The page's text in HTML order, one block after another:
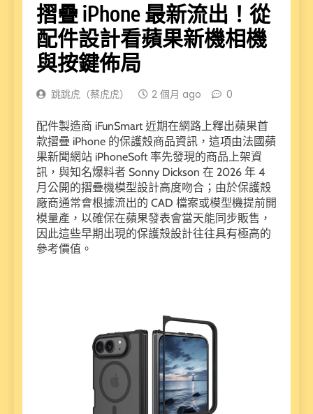
摺疊 iPhone 最新流出！從
配件設計看蘋果新機相機
與按鍵佈局
跳跳虎（蔡虎虎） 2 個月 ago 0
配件製造商 iFunSmart 近期在網路上釋出蘋果首
款摺疊 iPhone 的保護殼商品資訊，這項由法國蘋
果新聞網站 iPhoneSoft 率先發現的商品上架資
訊，與知名爆料者 Sonny Dickson 在 2026 年 4
月公開的摺疊機模型設計高度吻合；由於保護殼
廠商通常會根據流出的 CAD 檔案或模型機提前開
模量產，以確保在蘋果發表會當天能同步販售，
因此這些早期出現的保護殼設計往往具有極高的
參考價值。